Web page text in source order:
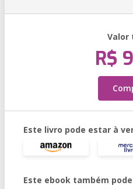
Valor
R$
Este livro pode estar à
Este ebook também